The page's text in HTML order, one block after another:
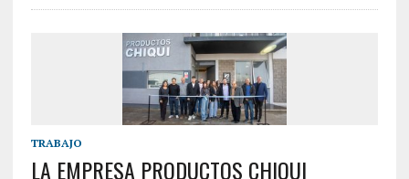
TRABAJO
LA EMPRESA PRODUCTOS CHIQUI